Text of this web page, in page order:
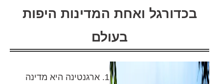
בכדורגל ואחת המדינות היפות
בעולם
1. ארגנטינה היא מדינה